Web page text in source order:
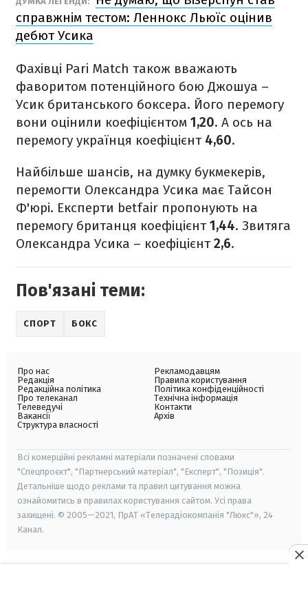
справжнім тестом: Леннокс Льюїс оцінив
дебют Усика
Фахівці Pari Match також вважають
фаворитом потенційного бою Джошуа –
Усик британського боксера. Його перемогу
вони оцінили коефіцієнтом 1,20. А ось на
перемогу українця коефіцієнт 4,60.
Найбільше шансів, на думку букмекерів,
перемогти Олександра Усика має Тайсон
Ф'юрі. Експерти betfair пропонують на
перемогу британця коефіцієнт1,44. Звитяга
Олександра Усика – коефіцієнт2,6.
Пов'язані теми:
СПОРТ БОКС
Про нас
Редакція
Редакційна політика
Про телеканал
Телеведучі
Вакансії
Структура власності
Рекламодавцям
Правила користування
Політика конфіденційності
Технічна інформація
Контакти
Архів
Всі комерційні рекламні матеріали позначені словами
"Спецпроєкт", "Партнерський матеріал", "Експерт", "Позиція".
Детальніше щодо реклами та правил цитування можна
ознайомитись в правилах користування сайтом. Усі права
захищені. © 2005—2021, ПрАТ «Телерадіокомпанія "Люкс"», 24
Канал.